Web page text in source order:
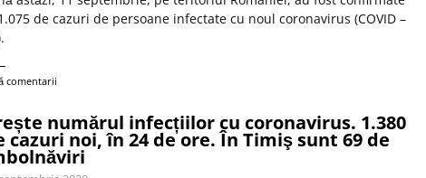
de cazuri de persoane infectate cu noul coronavirus (COVID –
comentarii
numărul infecțiilor cu coronavirus. 1.380
cazuri noi, în 24 de ore. În Timiş sunt 69 de